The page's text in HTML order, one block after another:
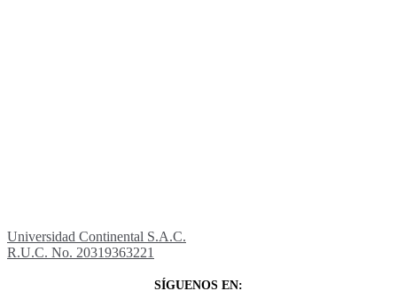
Universidad Continental S.A.C.
R.U.C. No. 20319363221
SÍGUENOS EN: